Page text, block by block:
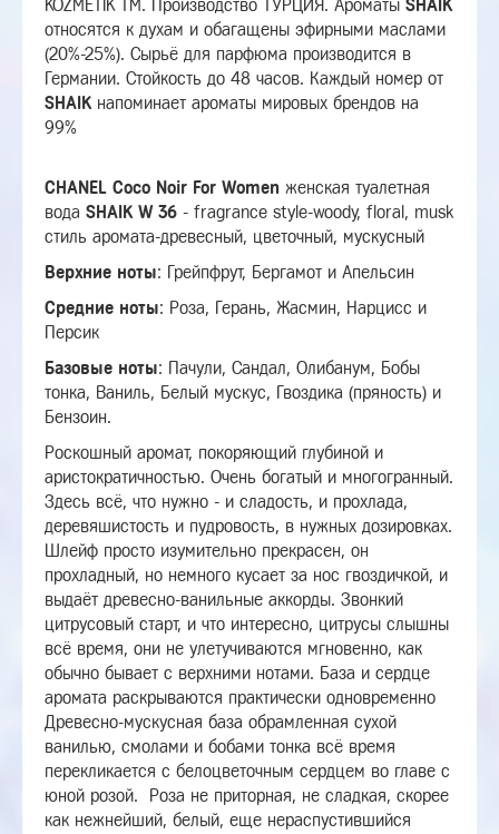
KOZMETIK TM. Производство ТУРЦИЯ. Ароматы SHAIK
относятся к духам и обагащены эфирными маслами
(20%-25%). Сырьё для парфюма производится в
Германии. Стойкость до 48 часов. Каждый номер от
SHAIK напоминает ароматы мировых брендов на
99%
CHANEL Coco Noir For Women женская туалетная
вода SHAIK W 36 - fragrance style-woody, floral, musk
стиль аромата-древесный, цветочный, мускусный
Верхние ноты: Грейпфрут, Бергамот и Апельсин
Средние ноты: Роза, Герань, Жасмин, Нарцисс и
Персик
Базовые ноты: Пачули, Сандал, Олибанум, Бобы
тонка, Ваниль, Белый мускус, Гвоздика (пряность) и
Бензоин.
Роскошный аромат, покоряющий глубиной и
аристократичностью. Очень богатый и многогранный.
Здесь всё, что нужно - и сладость, и прохлада,
деревяшистость и пудровость, в нужных дозировках.
Шлейф просто изумительно прекрасен, он
прохладный, но немного кусает за нос гвоздичкой, и
выдаёт древесно-ванильные аккорды. Звонкий
цитрусовый старт, и что интересно, цитрусы слышны
всё время, они не улетучиваются мгновенно, как
обычно бывает с верхними нотами. База и сердце
аромата раскрываются практически одновременно
Древесно-мускусная база обрамленная сухой
ванилью, смолами и бобами тонка всё время
перекликается с белоцветочным сердцем во главе с
юной розой. Роза не приторная, не сладкая, скорее
как нежнейший, белый, еще нераспустившийся